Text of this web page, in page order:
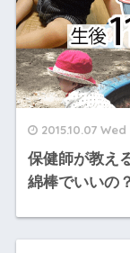
2015.10.07 Wed
保健師が教え
綿棒でいいの